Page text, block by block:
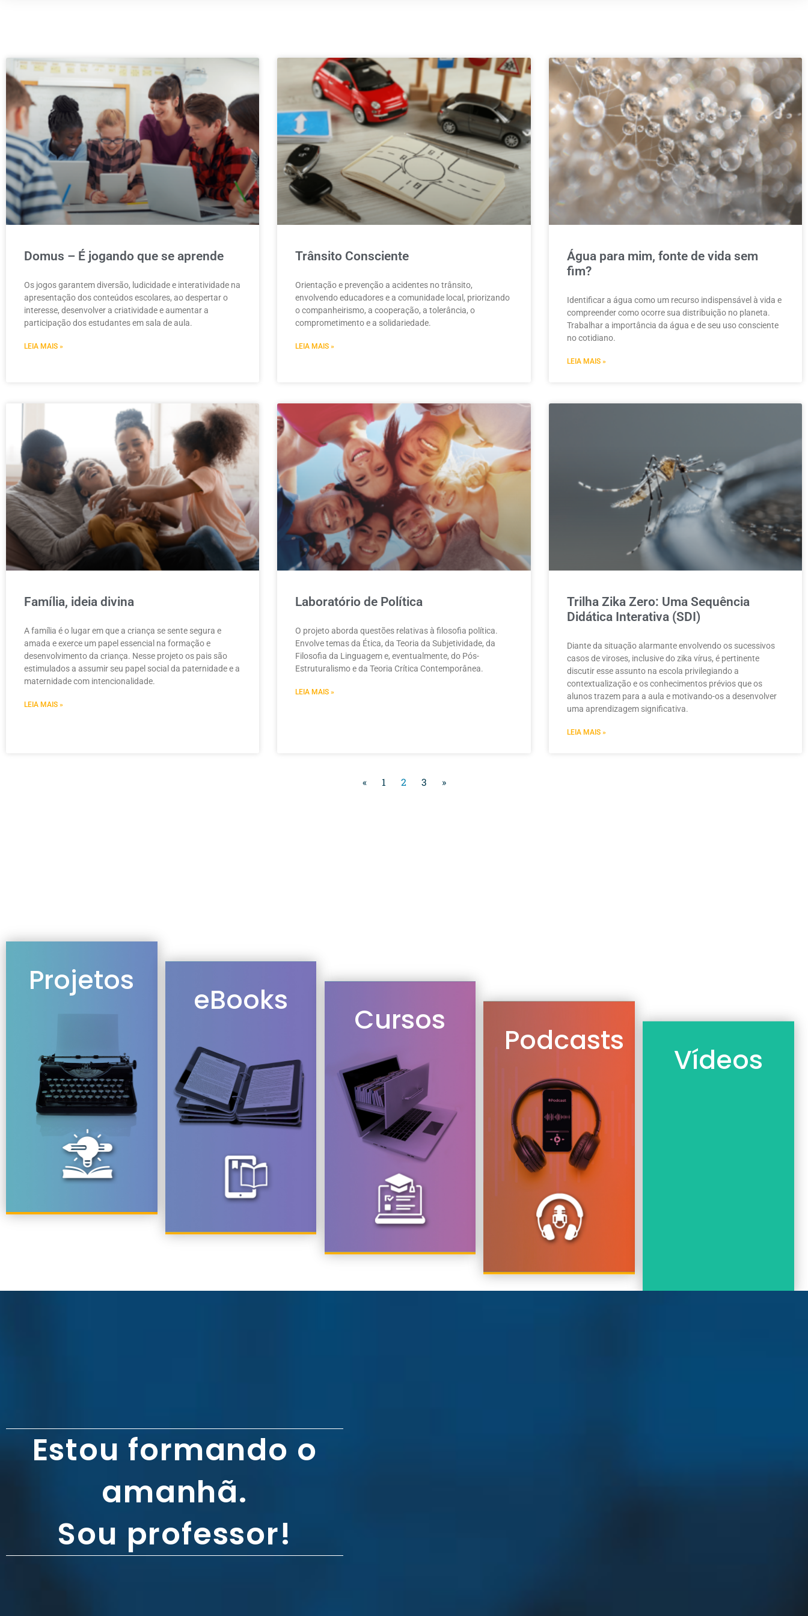
Domus – É jogando que se aprende
Os jogos garantem diversão, ludicidade e interatividade na
apresentação dos conteúdos escolares, ao despertar o
interesse, desenvolver a criatividade e aumentar a
participação dos estudantes em sala de aula.
LEIA MAIS »
Trânsito Consciente
Orientação e prevenção a acidentes no trânsito,
envolvendo educadores e a comunidade local, priorizando
o companheirismo, a cooperação, a tolerância, o
comprometimento e a solidariedade.
LEIA MAIS »
Água para mim, fonte de vida sem
fim?
Identificar a água como um recurso indispensável à vida e
compreender como ocorre sua distribuição no planeta.
Trabalhar a importância da água e de seu uso consciente
no cotidiano.
LEIA MAIS »
Família, ideia divina
A família é o lugar em que a criança se sente segura e
amada e exerce um papel essencial na formação e
desenvolvimento da criança. Nesse projeto os pais são
estimulados a assumir seu papel social da paternidade e a
maternidade com intencionalidade.
LEIA MAIS »
Laboratório de Política
O projeto aborda questões relativas à filosofia política.
Envolve temas da Ética, da Teoria da Subjetividade, da
Filosofia da Linguagem e, eventualmente, do Pós-
Estruturalismo e da Teoria Crítica Contemporânea.
LEIA MAIS »
Trilha Zika Zero: Uma Sequência
Didática Interativa (SDI)
Diante da situação alarmante envolvendo os sucessivos
casos de viroses, inclusive do zika vírus, é pertinente
discutir esse assunto na escola privilegiando a
contextualização e os conhecimentos prévios que os
alunos trazem para a aula e motivando-os a desenvolver
uma aprendizagem significativa.
LEIA MAIS »
« 1 2 3 »
Projetos
eBooks
Cursos
Podcasts
Vídeos
Estou formando o
amanhã.
Sou professor!